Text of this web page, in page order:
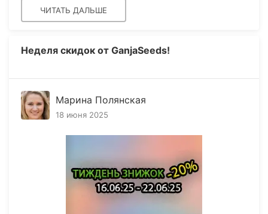
ЧИТАТЬ ДАЛЬШЕ
Неделя скидок от GanjaSeeds!
Марина Полянская
18 июня 2025